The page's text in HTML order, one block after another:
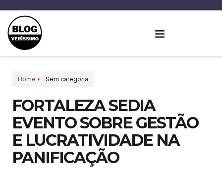
Home Sem categoria
FORTALEZA SEDIA
EVENTO SOBRE GESTÃO
E LUCRATIVIDADE NA
PANIFICAÇÃO